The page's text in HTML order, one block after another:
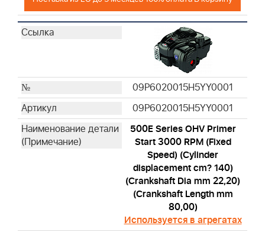
09P6020015H5YY0001
09P6020015H5YY0001
500E Series OHV Primer
Start 3000 RPM (Fixed
Speed) (Cylinder
displacement cm? 140)
(Crankshaft Dia mm 22,20)
(Crankshaft Length mm
80,00)
Используется в агрегатах